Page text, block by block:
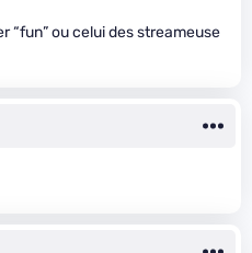
“fun” ou celui des streameuse